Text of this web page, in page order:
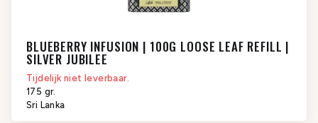
BLUEBERRY INFUSION | 100G LOOSE LEAF REFILL |
SILVER JUBILEE
Tijdelijk niet leverbaar.
175 gr.
Sri Lanka